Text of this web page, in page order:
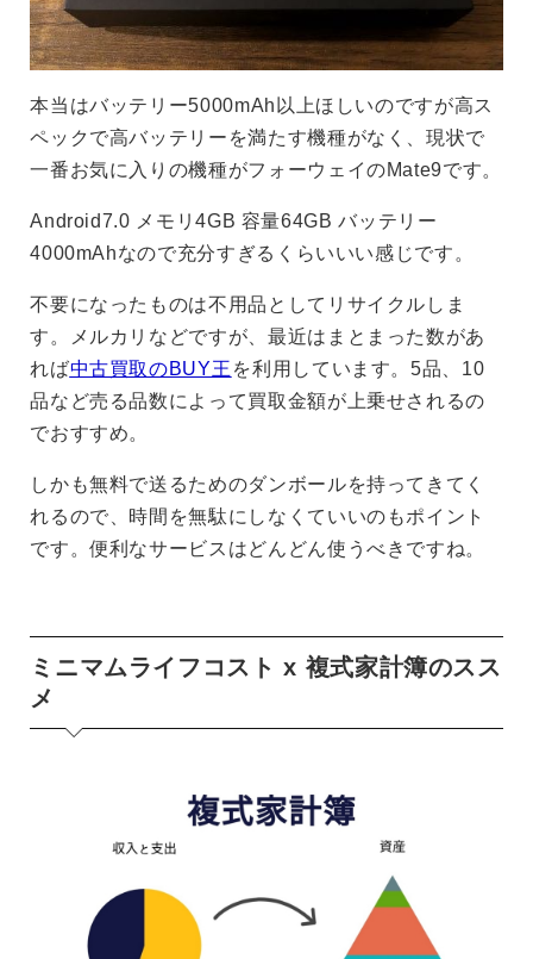
本当はバッテリー5000mAh以上ほしいのですが高ス
ペックで高バッテリーを満たす機種がなく、現状で
一番お気に入りの機種がフォーウェイのMate9です。
Android7.0 メモリ4GB 容量64GB バッテリー
4000mAhなので充分すぎるくらいいい感じです。
不要になったものは不用品としてリサイクルしま
す。メルカリなどですが、最近はまとまった数があ
れば中古買取のBUY王 を利用しています。5品、10
品など売る品数によって買取金額が上乗せされるの
でおすすめ。
しかも無料で送るためのダンボールを持ってきてく
れるので、時間を無駄にしなくていいのもポイント
です。便利なサービスはどんどん使うべきですね。
ミニマムライフコスト x 複式家計簿のスス
メ